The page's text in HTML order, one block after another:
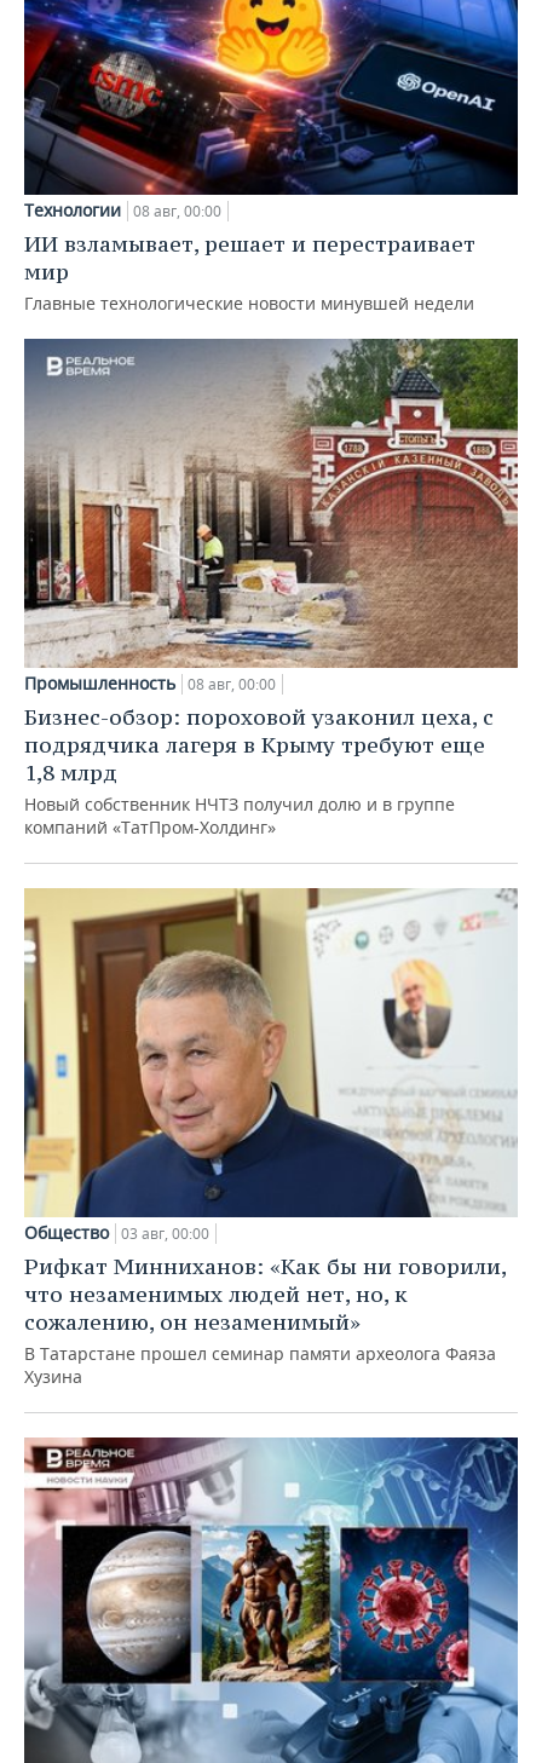
Технологии 08 авг, 00:00
ИИ взламывает, решает и перестраивает
мир
Главные технологические новости минувшей недели
Промышленность 08 авг, 00:00
Бизнес-обзор: пороховой узаконил цеха, с
подрядчика лагеря в Крыму требуют еще
1,8 млрд
Новый собственник НЧТЗ получил долю и в группе
компаний «ТатПром-Холдинг»
Общество 03 авг, 00:00
Рифкат Минниханов: «Как бы ни говорили,
что незаменимых людей нет, но, к
сожалению, он незаменимый»
В Татарстане прошел семинар памяти археолога Фаяза
Хузина